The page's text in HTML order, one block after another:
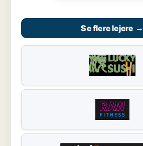
Se flere lejere →